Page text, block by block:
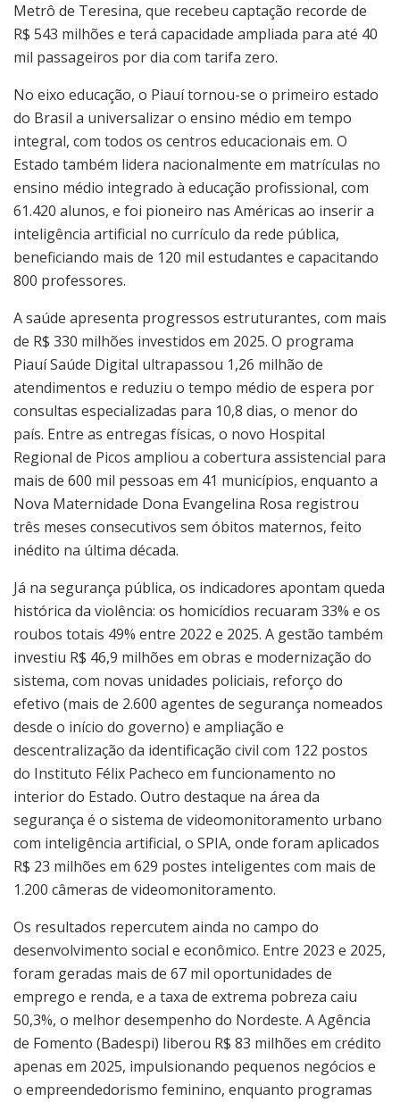
Metrô de Teresina, que recebeu captação recorde de
R$ 543 milhões e terá capacidade ampliada para até 40
mil passageiros por dia com tarifa zero.
No eixo educação, o Piauí tornou-se o primeiro estado
do Brasil a universalizar o ensino médio em tempo
integral, com todos os centros educacionais em. O
Estado também lidera nacionalmente em matrículas no
ensino médio integrado à educação profissional, com
61.420 alunos, e foi pioneiro nas Américas ao inserir a
inteligência artificial no currículo da rede pública,
beneficiando mais de 120 mil estudantes e capacitando
800 professores.
A saúde apresenta progressos estruturantes, com mais
de R$ 330 milhões investidos em 2025. O programa
Piauí Saúde Digital ultrapassou 1,26 milhão de
atendimentos e reduziu o tempo médio de espera por
consultas especializadas para 10,8 dias, o menor do
país. Entre as entregas físicas, o novo Hospital
Regional de Picos ampliou a cobertura assistencial para
mais de 600 mil pessoas em 41 municípios, enquanto a
Nova Maternidade Dona Evangelina Rosa registrou
três meses consecutivos sem óbitos maternos, feito
inédito na última década.
Já na segurança pública, os indicadores apontam queda
histórica da violência: os homicídios recuaram 33% e os
roubos totais 49% entre 2022 e 2025. A gestão também
investiu R$ 46,9 milhões em obras e modernização do
sistema, com novas unidades policiais, reforço do
efetivo (mais de 2.600 agentes de segurança nomeados
desde o início do governo) e ampliação e
descentralização da identificação civil com 122 postos
do Instituto Félix Pacheco em funcionamento no
interior do Estado. Outro destaque na área da
segurança é o sistema de videomonitoramento urbano
com inteligência artificial, o SPIA, onde foram aplicados
R$ 23 milhões em 629 postes inteligentes com mais de
1.200 câmeras de videomonitoramento.
Os resultados repercutem ainda no campo do
desenvolvimento social e econômico. Entre 2023 e 2025,
foram geradas mais de 67 mil oportunidades de
emprego e renda, e a taxa de extrema pobreza caiu
50,3%, o melhor desempenho do Nordeste. A Agência
de Fomento (Badespi) liberou R$ 83 milhões em crédito
apenas em 2025, impulsionando pequenos negócios e
o empreendedorismo feminino, enquanto programas